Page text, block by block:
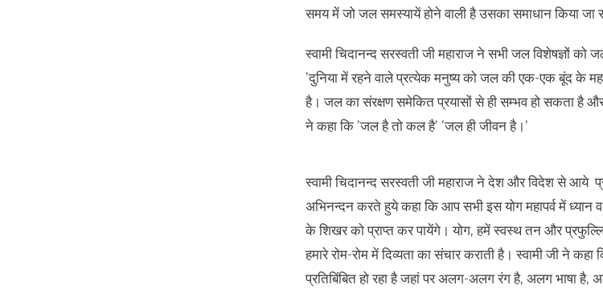
समय में जो जल समस्यायें होने वाली है उसका समाधान किया
स्वामी चिदानन्द सरस्वती जी महाराज ने सभी जल विशेषज्ञों
’दुनिया में रहने वाले प्रत्येक मनुष्य को जल की एक-एक बूंद के
है। जल का संरक्षण समेकित प्रयासों से ही सम्भव हो सकता है और
ने कहा कि ’जल है तो कल है’ ’जल ही जीवन है।’
स्वामी चिदानन्द सरस्वती जी महाराज ने देश और विदेश से आये
अभिनन्दन करते हुये कहा कि आप सभी इस योग महापर्व में
के शिखर को प्राप्त कर पायेंगे। योग, हमें स्वस्थ तन और
हमारे रोम-रोम में दिव्यता का संचार कराती है। स्वामी जी ने
प्रतिबिंबित हो रहा है जहां पर अलग-अलग रंग है, अलग भाषा